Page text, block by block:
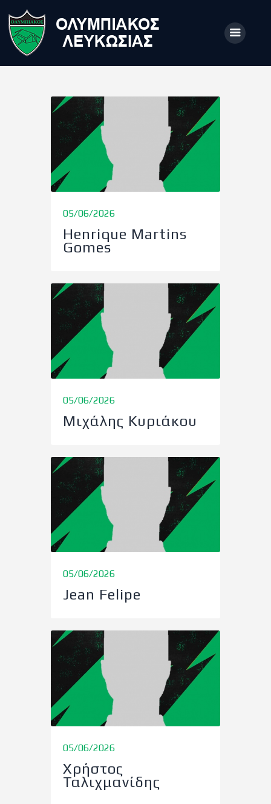
ΑΡΧΙΚΗ
ΑΡΘΡΑ
ΟΜΑΔΑ
ΑΚΑΔΗΜΙΕΣ
ΣΩΜΑΤΕΙΟ
e-Shop
ΕΙΣΙΤΗΡΙΑ
05/06/2026
Henrique Martins
Gomes
05/06/2026
Μιχάλης Κυριάκου
05/06/2026
Jean Felipe
05/06/2026
Χρήστος
Ταλιχμανίδης